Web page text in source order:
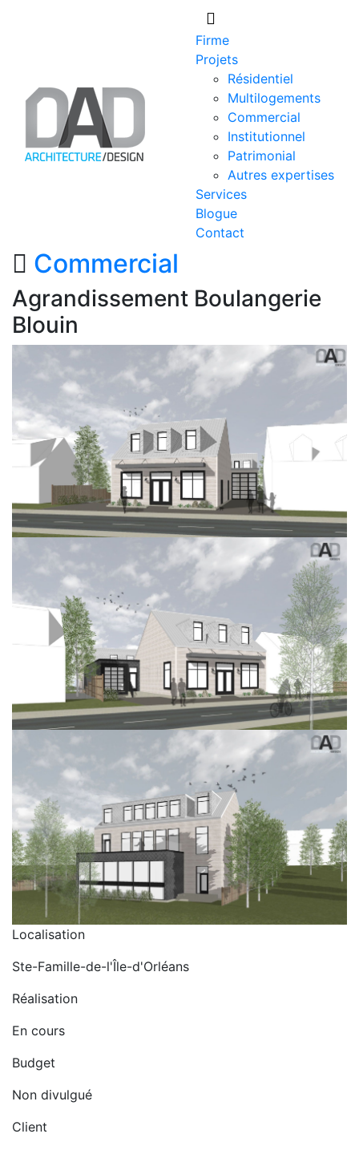
Firme
Projets
Résidentiel
Multilogements
Commercial
Institutionnel
Patrimonial
Autres expertises
Services
Blogue
Contact
Commercial
Agrandissement Boulangerie
Blouin
Localisation
Ste-Famille-de-l'Île-d'Orléans
Réalisation
En cours
Budget
Non divulgué
Client